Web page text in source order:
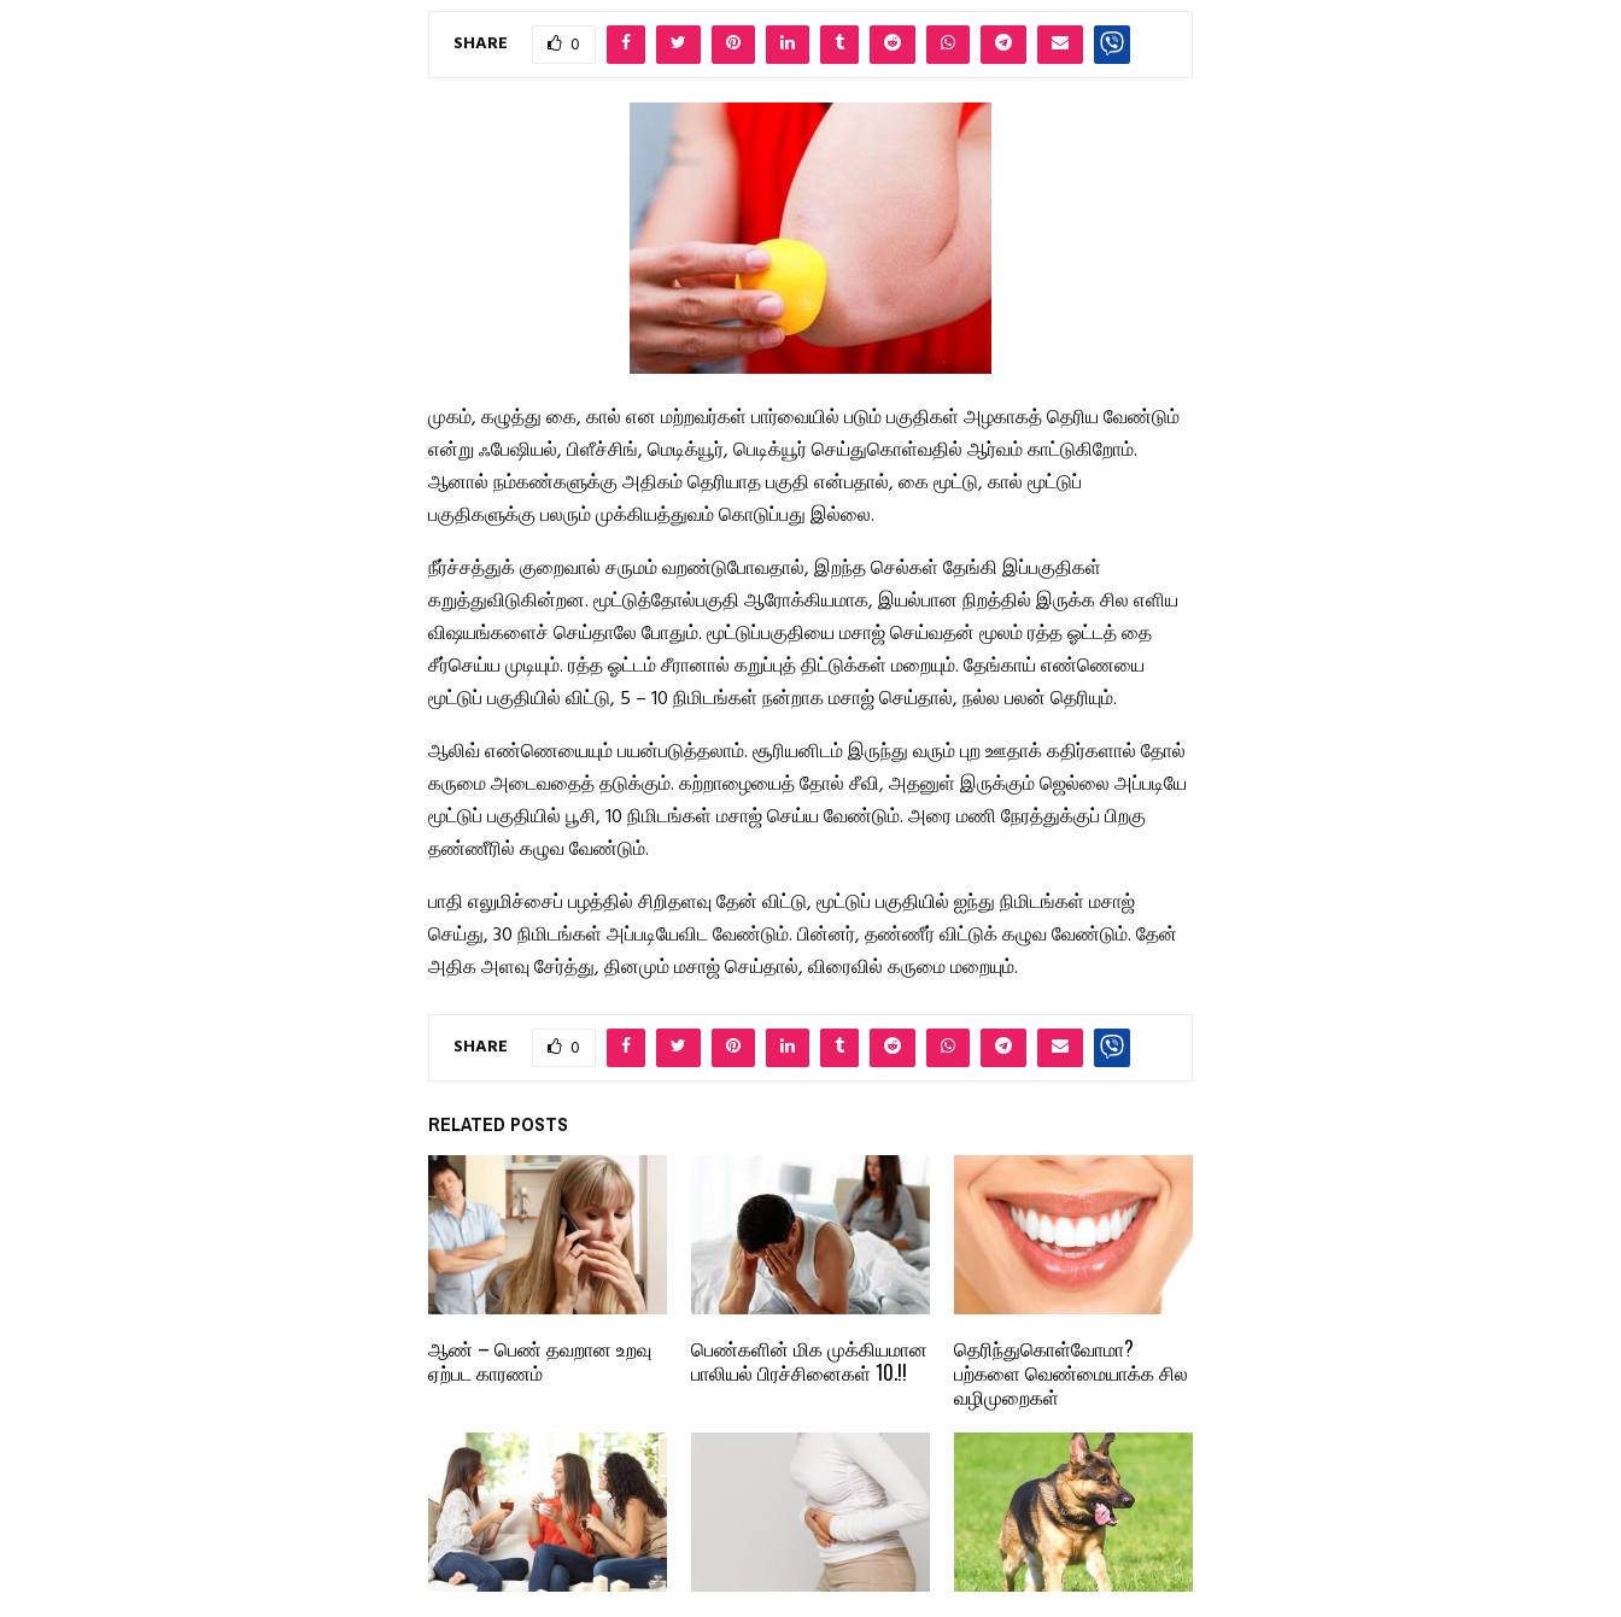
SHARE 0
முகம், கழுத்து கை, கால் என மற்றவர்கள் பார்வையில் படும் பகுதிகள் அழகாகத் தெரிய வேண்டும்
என்று ஃபேஷியல், பிளீச்சிங், மெடிக்யூர், பெடிக்யூர் செய்துகொள்வதில் ஆர்வம் காட்டுகிறோம்.
ஆனால் நம்கண்களுக்கு அதிகம் தெரியாத பகுதி என்பதால், கை மூட்டு, கால் மூட்டுப்
பகுதிகளுக்கு பலரும் முக்கியத்துவம் கொடுப்பது இல்லை.
நீர்ச்சத்துக் குறைவால் சருமம் வறண்டுபோவதால், இறந்த செல்கள் தேங்கி இப்பகுதிகள்
கறுத்துவிடுகின்றன. மூட்டுத்தோல்பகுதி ஆரோக்கியமாக, இயல்பான நிறத்தில் இருக்க சில எளிய
விஷயங்களைச் செய்தாலே போதும். மூட்டுப்பகுதியை மசாஜ் செய்வதன் மூலம் ரத்த ஓட்டத் தை
சீர்செய்ய முடியும். ரத்த ஓட்டம் சீரானால் கறுப்புத் திட்டுக்கள் மறையும். தேங்காய் எண்ணெயை
மூட்டுப் பகுதியில் விட்டு, 5 – 10 நிமிடங்கள் நன்றாக மசாஜ் செய்தால், நல்ல பலன் தெரியும்.
ஆலிவ் எண்ணெயையும் பயன்படுத்தலாம். சூரியனிடம் இருந்து வரும் புற ஊதாக் கதிர்களால் தோல்
கருமை அடைவதைத் தடுக்கும். கற்றாழையைத் தோல் சீவி, அதனுள் இருக்கும் ஜெல்லை அப்படியே
மூட்டுப் பகுதியில் பூசி, 10 நிமிடங்கள் மசாஜ் செய்ய வேண்டும். அரை மணி நேரத்துக்குப் பிறகு
தண்ணீரில் கழுவ வேண்டும்.
பாதி எலுமிச்சைப் பழத்தில் சிறிதளவு தேன் விட்டு, மூட்டுப் பகுதியில் ஐந்து நிமிடங்கள் மசாஜ்
செய்து, 30 நிமிடங்கள் அப்படியேவிட வேண்டும். பின்னர், தண்ணீர் விட்டுக் கழுவ வேண்டும். தேன்
அதிக அளவு சேர்த்து, தினமும் மசாஜ் செய்தால், விரைவில் கருமை மறையும்.
SHARE 0
RELATED POSTS
ஆண் – பெண் தவறான உறவு
ஏற்பட காரணம்
பெண்களின் மிக முக்கியமான
பாலியல் பிரச்சினைகள் 10.!!
தெரிந்துகொள்வோமா?
பற்களை வெண்மையாக்க சில
வழிமுறைகள்